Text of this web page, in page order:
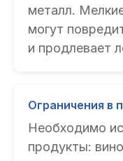
металл.
могут
и продлевает
Ограничения в
Необходимо
продукты: